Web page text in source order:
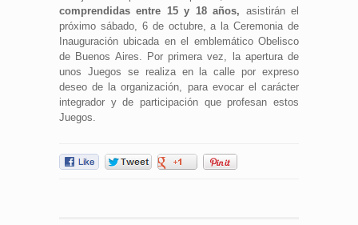
comprendidas entre 15 y 18 años, asistirán el
próximo sábado, 6 de octubre, a la Ceremonia de
Inauguración ubicada en el emblemático Obelisco
de Buenos Aires. Por primera vez, la apertura de
unos Juegos se realiza en la calle por expreso
deseo de la organización, para evocar el carácter
integrador y de participación que profesan estos
Juegos.